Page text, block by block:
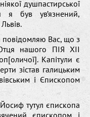
душпастирської
я був ув’язнений,
повідомляю Вас, що з
нашого ПІЯ XII
Капітули є
зістав галицьким
і Єпископом
тутул єпископа
єпископом і